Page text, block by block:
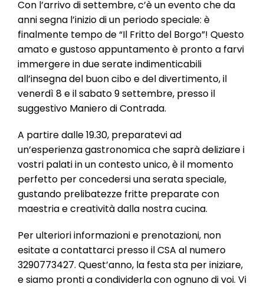
Con l’arrivo di settembre, c’è un evento che da
anni segna l’inizio di un periodo speciale: è
finalmente tempo de “Il Fritto del Borgo”! Questo
amato e gustoso appuntamento è pronto a farvi
immergere in due serate indimenticabili
all’insegna del buon cibo e del divertimento, il
venerdì 8 e il sabato 9 settembre, presso il
suggestivo Maniero di Contrada.
A partire dalle 19.30, preparatevi ad
un’esperienza gastronomica che saprà deliziare i
vostri palati in un contesto unico, è il momento
perfetto per concedersi una serata speciale,
gustando prelibatezze fritte preparate con
maestria e creatività dalla nostra cucina.
Per ulteriori informazioni e prenotazioni, non
esitate a contattarci presso il CSA al numero
3290773427. Quest’anno, la festa sta per iniziare,
e siamo pronti a condividerla con ognuno di voi. Vi